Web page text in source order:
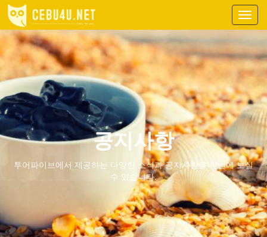
공지사항
투어파이브에서 제공하는 다양한 소식과 공지사항을 한번에 보실
수 있습니다.